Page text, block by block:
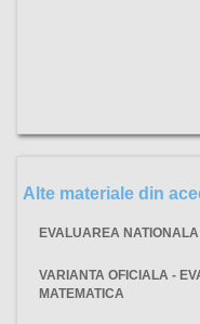
Alte materiale din
EVALUAREA
VARIANTA OFICIALA -
MATEMATICA